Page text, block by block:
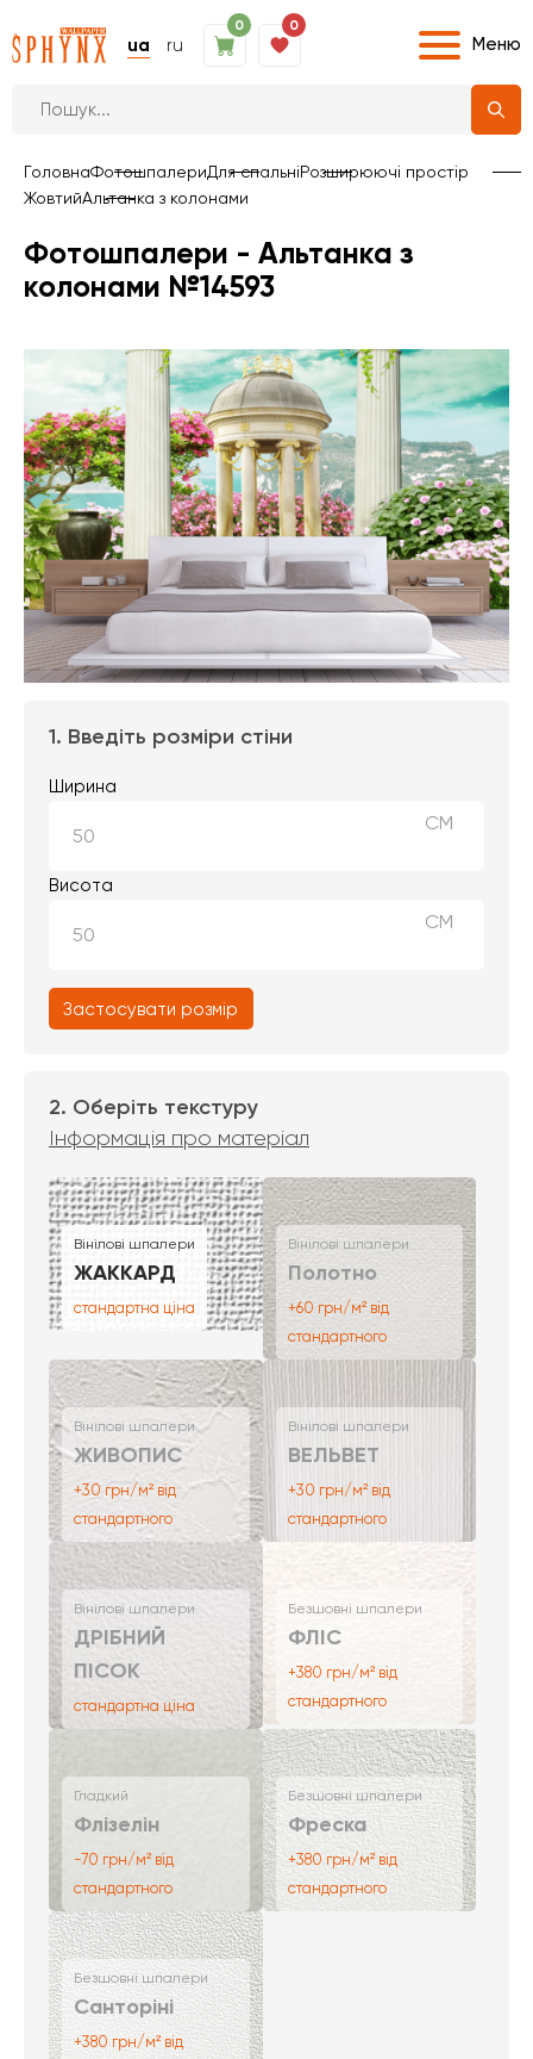
ua ru
0 0
Меню
ГоловнаФотошпалериДля спальніРозширюючі простір
ЖовтийАльтанка з колонами
Фотошпалери - Альтанка з
колонами №14593
1. Введіть розміри стіни
Ширина
СМ
Висота
СМ
Застосувати розмір
2. Оберіть текстуру
Інформація про матеріал
Вінілові шпалери
ЖАККАРД
стандартна ціна
Вінілові шпалери
Полотно
+60 грн/м² від
стандартного
Вінілові шпалери
ЖИВОПИС
+30 грн/м² від
стандартного
Вінілові шпалери
ВЕЛЬВЕТ
+30 грн/м² від
стандартного
Вінілові шпалери
ДРІБНИЙ
ПІСОК
стандартна ціна
Безшовні шпалери
ФЛІС
+380 грн/м² від
стандартного
Гладкий
Флізелін
-70 грн/м² від
стандартного
Безшовні шпалери
Фреска
+380 грн/м² від
стандартного
Безшовні шпалери
Санторіні
+380 грн/м² від